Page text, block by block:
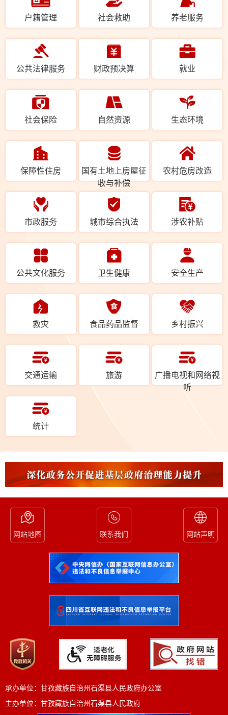
户籍管理 社会救助 养老服务
公共法律服务 财政预决算 就业
社会保险 自然资源 生态环境
保障性住房
国有土地上房屋征
收与补偿
农村危房改造
市政服务 城市综合执法 涉农补贴
公共文化服务 卫生健康 安全生产
救灾 食品药品监督 乡村振兴
交通运输 旅游
广播电视和网络视
听
统计
网站地图 联系我们 网站声明
承办单位：甘孜藏族自治州石渠县人民政府办公室
主办单位：甘孜藏族自治州石渠县人民政府